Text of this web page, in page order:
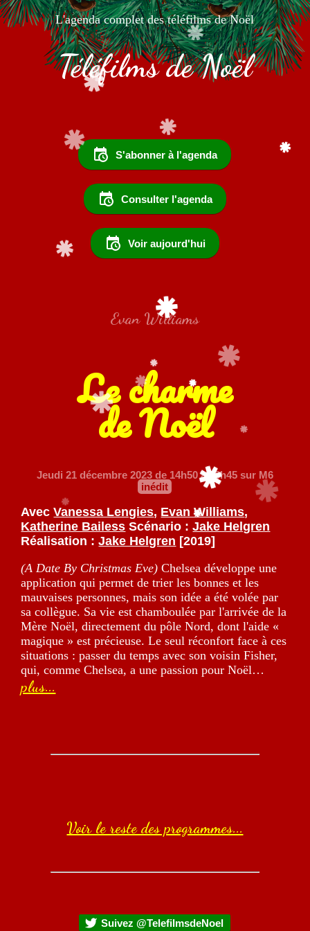
L'agenda complet des téléfilms de Noël
Téléfilms de Noël
S'abonner à l'agenda
Consulter l'agenda
Voir aujourd'hui
Evan Williams
Le charme
de Noël
Jeudi 21 décembre 2023de 14h50 à 18h45 sur M6
inédit
AvecVanessa Lengies, Evan Williams,
Katherine Bailess Scénario :Jake Helgren
Réalisation :Jake Helgren [2019]
(A Date By Christmas Eve) Chelsea développe une
application qui permet de trier les bonnes et les
mauvaises personnes, mais son idée a été volée par
sa collègue. Sa vie est chamboulée par l'arrivée de la
Mère Noël, directement du pôle Nord, dont l'aide «
magique » est précieuse. Le seul réconfort face à ces
situations : passer du temps avec son voisin Fisher,
qui, comme Chelsea, a une passion pour Noël…
plus...
Voir le reste des programmes...
Suivez @TelefilmsdeNoel